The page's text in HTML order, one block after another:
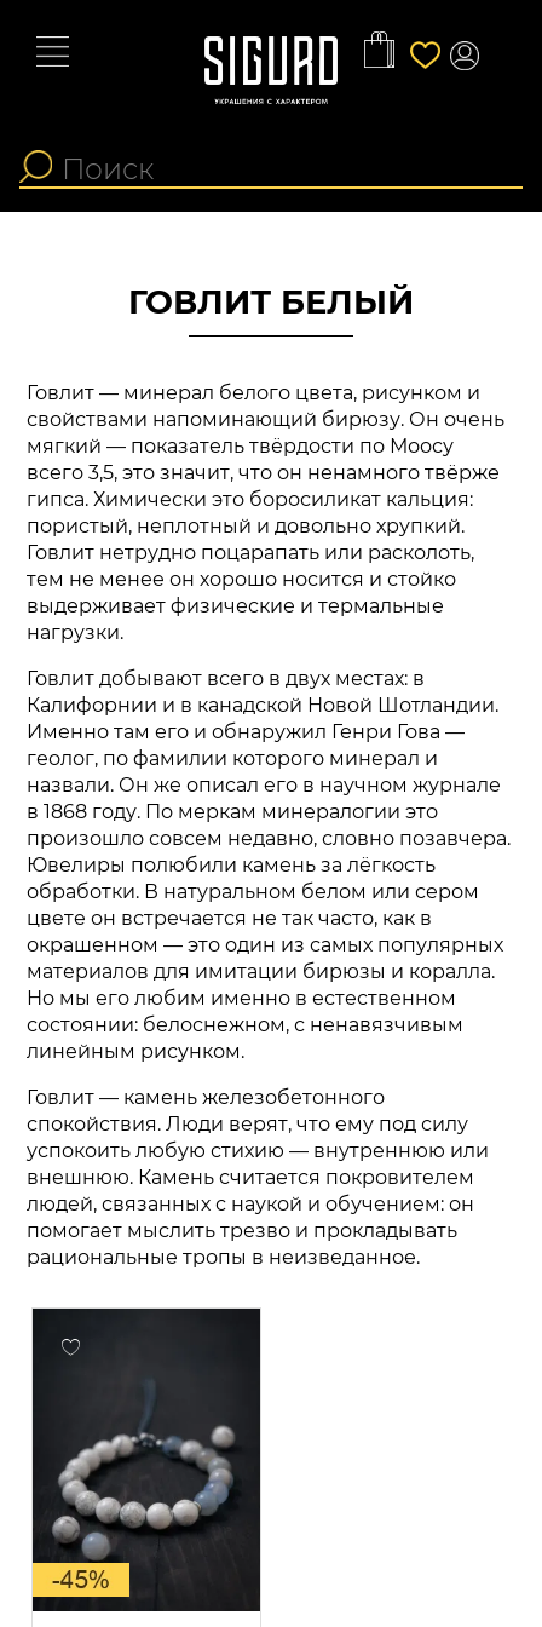
ГОВЛИТ БЕЛЫЙ
Говлит — минерал белого цвета, рисунком и
свойствами напоминающий бирюзу. Он очень
мягкий — показатель твёрдости по Моосу
всего 3,5, это значит, что он ненамного твёрже
гипса. Химически это боросиликат кальция:
пористый, неплотный и довольно хрупкий.
Говлит нетрудно поцарапать или расколоть,
тем не менее он хорошо носится и стойко
выдерживает физические и термальные
нагрузки.
Говлит добывают всего в двух местах: в
Калифорнии и в канадской Новой Шотландии.
Именно там его и обнаружил Генри Гова —
геолог, по фамилии которого минерал и
назвали. Он же описал его в научном журнале
в 1868 году. По меркам минералогии это
произошло совсем недавно, словно позавчера.
Ювелиры полюбили камень за лёгкость
обработки. В натуральном белом или сером
цвете он встречается не так часто, как в
окрашенном — это один из самых популярных
материалов для имитации бирюзы и коралла.
Но мы его любим именно в естественном
состоянии: белоснежном, с ненавязчивым
линейным рисунком.
Говлит — камень железобетонного
спокойствия. Люди верят, что ему под силу
успокоить любую стихию — внутреннюю или
внешнюю. Камень считается покровителем
людей, связанных с наукой и обучением: он
помогает мыслить трезво и прокладывать
рациональные тропы в неизведанное.